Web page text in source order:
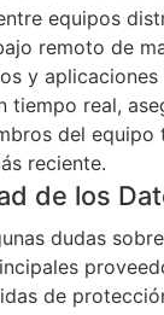
equipos
remoto de
y aplicaciones
tiempo real,
del equipo
reciente.
de los
dudas
de